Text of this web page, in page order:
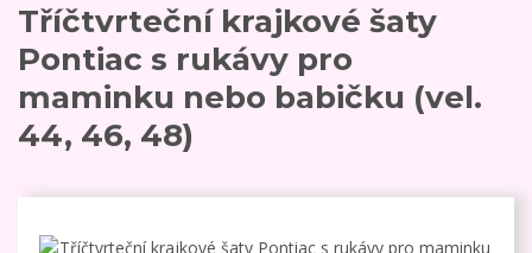
Tříčtvrteční krajkové šaty
Pontiac s rukávy pro
maminku nebo babičku (vel.
44, 46, 48)